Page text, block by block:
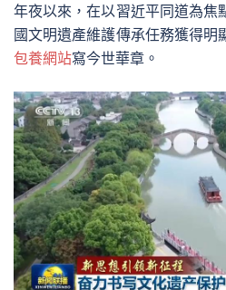
年夜以來，在以習近平同道為焦
國文明遺產維護傳承任務獲得明
包養網站寫今世華章。